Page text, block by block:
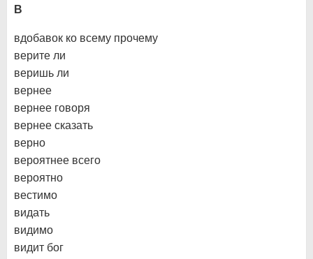
В
вдобавок ко всему прочему
верите ли
веришь ли
вернее
вернее говоря
вернее сказать
верно
вероятнее всего
вероятно
вестимо
видать
видимо
видит бог